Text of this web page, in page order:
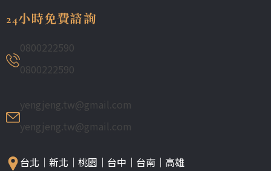
24小時免費諮詢
0800222590
0800222590
yengjeng.tw@gmail.com
yengjeng.tw@gmail.com
台北｜新北｜桃園｜台中｜台南｜高雄